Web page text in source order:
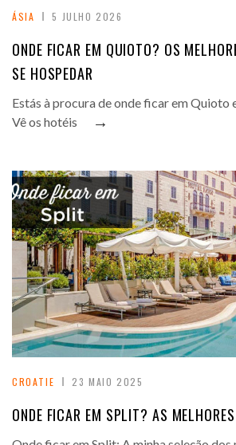
ÁSIA 5 JULHO 2026
ONDE FICAR EM QUIOTO? OS
SE HOSPEDAR
Estás à procura de onde ficar em Quioto
Vê os hotéis
→
CROATIE 23 MAIO 2025
ONDE FICAR EM SPLIT? AS